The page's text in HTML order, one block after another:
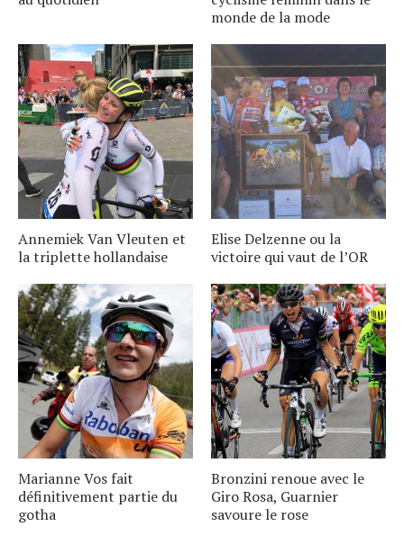
monde de la mode
Annemiek Van Vleuten et
la triplette hollandaise
Elise Delzenne ou la
victoire qui vaut de l’OR
Marianne Vos fait
définitivement partie du
gotha
Bronzini renoue avec le
Giro Rosa, Guarnier
savoure le rose